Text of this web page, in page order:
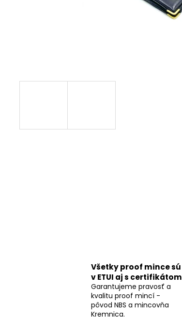
Všetky proof mince sú
v ETUI aj s certifikátom
Garantujeme pravosť a
kvalitu proof mincí -
pôvod NBS a mincovňa
Kremnica.